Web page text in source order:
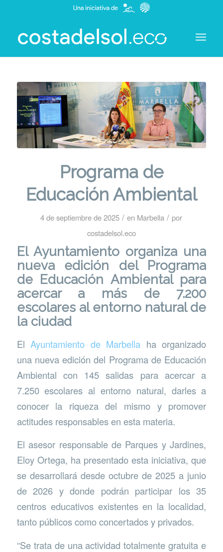
Programa de
Educación Ambiental
4 de septiembre de 2025 / en Marbella / por
costadelsol.eco
El Ayuntamiento organiza una
nueva edición del Programa
de Educación Ambiental para
acercar a más de 7.200
escolares al entorno natural de
la ciudad
ElAyuntamiento de Marbella ha organizado
una nueva edición del Programa de Educación
Ambiental con 145 salidas para acercar a
7.250 escolares al entorno natural, darles a
conocer la riqueza del mismo y promover
actitudes responsables en esta materia.
El asesor responsable de Parques y Jardines,
Eloy Ortega, ha presentado esta iniciativa, que
se desarrollará desde octubre de 2025 a junio
de 2026 y donde podrán participar los 35
centros educativos existentes en la localidad,
tanto públicos como concertados y privados.
“Se trata de una actividad totalmente gratuita e